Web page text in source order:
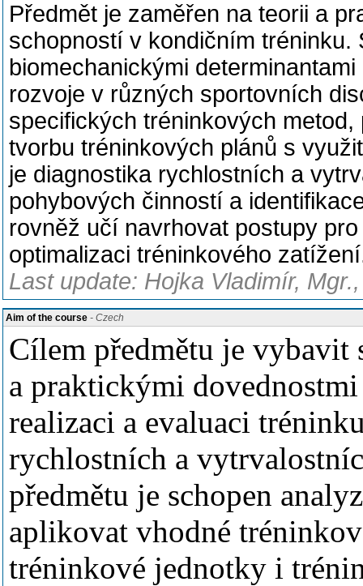
Předmět je zaměřen na teorii a
schopností v kondičním
biomechanickými
rozvoje v různých sportovních
specifických tréninkových
tvorbu tréninkových plánů s
je diagnostika rychlostních a
pohybových činností a
rovněž učí navrhovat postupy
optimalizaci tréninkového
Last update: Hojka Vladimír,
Aim of the course - Czech
Cílem předmětu je
a praktickými
realizaci a evaluaci
rychlostních a
předmětu je schopen
aplikovat vhodné
tréninkové jednotky i